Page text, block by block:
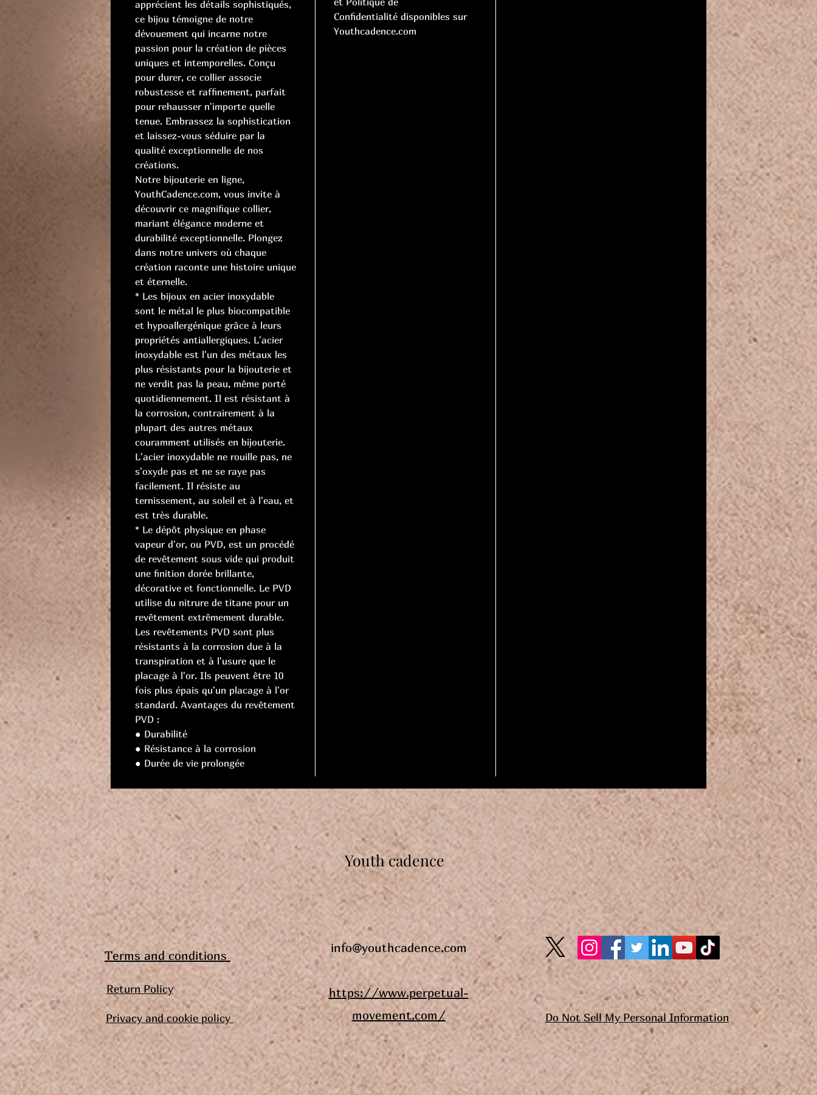
apprécient les détails sophistiqués,
ce bijou témoigne de notre
dévouement qui incarne notre
passion pour la création de pièces
uniques et intemporelles. Conçu
pour durer, ce collier associe
robustesse et raffinement, parfait
pour rehausser n'importe quelle
tenue. Embrassez la sophistication
et laissez-vous séduire par la
qualité exceptionnelle de nos
créations.
Notre bijouterie en ligne,
YouthCadence.com, vous invite à
découvrir ce magnifique collier,
mariant élégance moderne et
durabilité exceptionnelle. Plongez
dans notre univers où chaque
création raconte une histoire unique
et éternelle.
* Les bijoux en acier inoxydable
sont le métal le plus biocompatible
et hypoallergénique grâce à leurs
propriétés antiallergiques. L'acier
inoxydable est l'un des métaux les
plus résistants pour la bijouterie et
ne verdit pas la peau, même porté
quotidiennement. Il est résistant à
la corrosion, contrairement à la
plupart des autres métaux
couramment utilisés en bijouterie.
L'acier inoxydable ne rouille pas, ne
s'oxyde pas et ne se raye pas
facilement. Il résiste au
ternissement, au soleil et à l'eau, et
est très durable.
* Le dépôt physique en phase
vapeur d'or, ou PVD, est un procédé
de revêtement sous vide qui produit
une finition dorée brillante,
décorative et fonctionnelle. Le PVD
utilise du nitrure de titane pour un
revêtement extrêmement durable.
Les revêtements PVD sont plus
résistants à la corrosion due à la
transpiration et à l'usure que le
placage à l'or. Ils peuvent être 10
fois plus épais qu'un placage à l'or
standard. Avantages du revêtement
PVD :
● Durabilité
● Résistance à la corrosion
● Durée de vie prolongée
Confidentialité disponibles sur
Youthcadence.com
Youth cadence
Terms and conditions
Return Policy
Privacy and cookie policy
info@youthcadence.com
https://www.perpetual-
movement.com/
Do Not Sell My Personal Information